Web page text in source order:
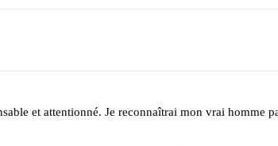
et attentionné. Je reconnaîtrai mon vrai homme